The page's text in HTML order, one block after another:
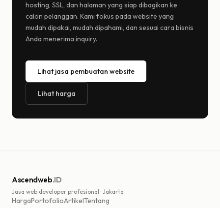
hosting, SSL, dan halaman yang siap dibagikan ke
calon pelanggan. Kami fokus pada website yang
mudah dipakai, mudah dipahami, dan sesuai cara bisnis
Anda menerima inquiry.
Lihat jasa pembuatan website
Lihat harga
Ascendweb.ID
Jasa web developer profesional · Jakarta
HargaPortofolioArtikelTentang